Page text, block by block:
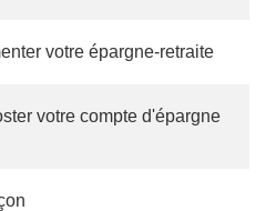
votre épargne-retraite
votre compte d'épargne